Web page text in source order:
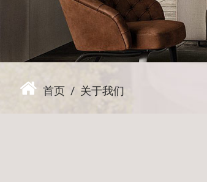
首页 / 关于我们